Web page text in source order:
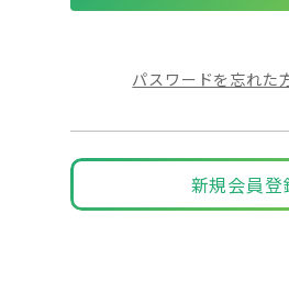
パスワードを忘れた
新規会員登